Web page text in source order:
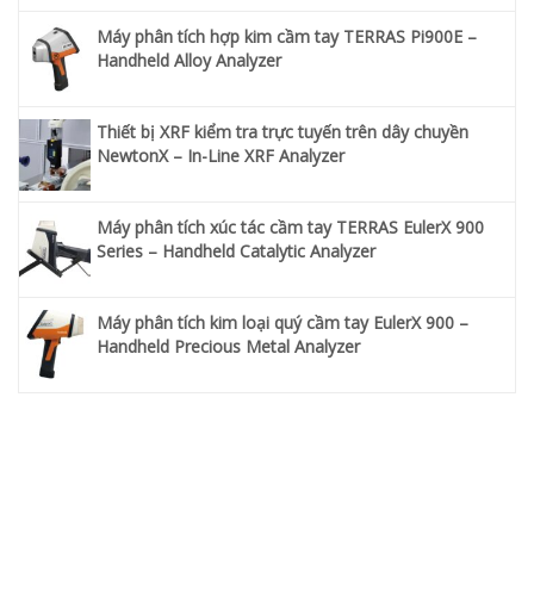
Máy phân tích hợp kim cầm tay TERRAS Pi900E –
Handheld Alloy Analyzer
Thiết bị XRF kiểm tra trực tuyến trên dây chuyền
NewtonX – In-Line XRF Analyzer
Máy phân tích xúc tác cầm tay TERRAS EulerX 900
Series – Handheld Catalytic Analyzer
Máy phân tích kim loại quý cầm tay EulerX 900 –
Handheld Precious Metal Analyzer